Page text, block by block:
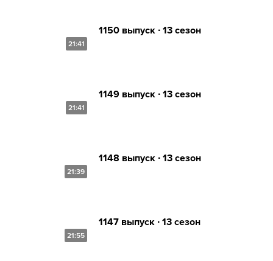
21:41
1150 выпуск ∙ 13 сезон
21:41
1149 выпуск ∙ 13 сезон
21:39
1148 выпуск ∙ 13 сезон
21:55
1147 выпуск ∙ 13 сезон